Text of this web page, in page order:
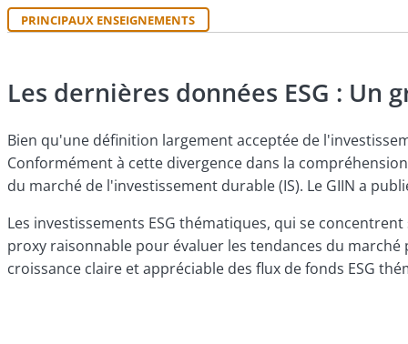
PRINCIPAUX ENSEIGNEMENTS
Les dernières données ESG :
Bien qu'une définition largement acceptée de
Conformément à cette divergence dans la
du marché de l'investissement durable (IS). Le GIIN a
Les investissements ESG thématiques, qui se
proxy raisonnable pour évaluer les tendances du
croissance claire et appréciable des flux de fonds ESG